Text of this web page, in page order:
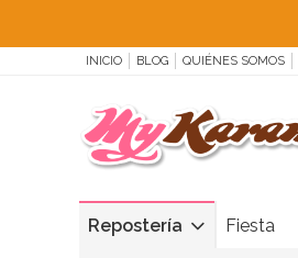
INICIO BLOG QUIÉNES SOMOS
Repostería Fiesta